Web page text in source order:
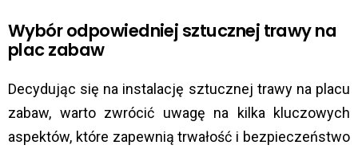
Wybór odpowiedniej sztucznej trawy na
plac zabaw
Decydując się na instalację sztucznej trawy na placu
zabaw, warto zwrócić uwagę na kilka kluczowych
aspektów, które zapewnią trwałość i bezpieczeństwo